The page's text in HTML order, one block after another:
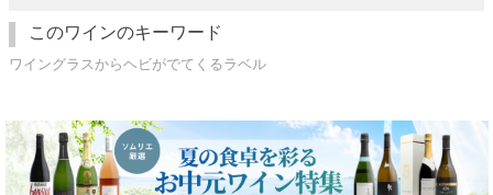
このワインのキーワード
ワイングラスからヘビがでてくるラベル